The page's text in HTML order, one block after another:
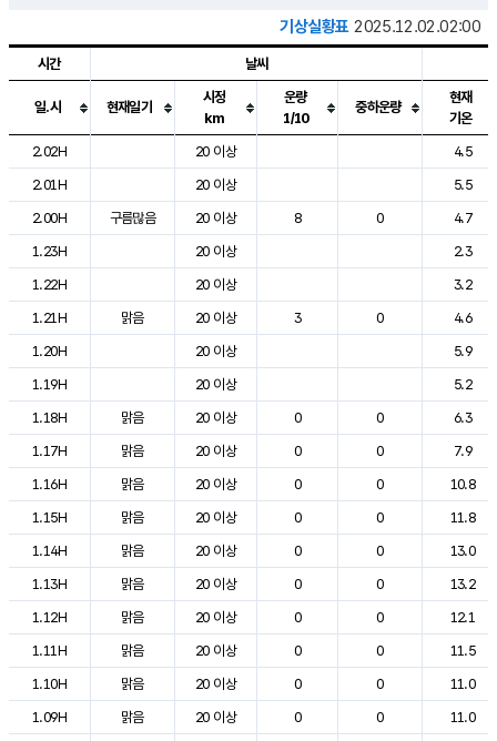
기상실황표 2025.12.02.02:00
도시별 기상실황표로 지점, 날씨, 기온, 강수, 바람, 기압등을 안내한 표입
시간 날씨
일.시 현재일기
시정
km
운량
1/10
중하운량
현재
기온
2.02H
20 이상
4.5
2.01H
20 이상
5.5
2.00H
구름많음 20 이상 8 0
4.7
1.23H
20 이상
2.3
1.22H
20 이상
3.2
1.21H
맑음 20 이상 3 0
4.6
1.20H
20 이상
5.9
1.19H
20 이상
5.2
1.18H
맑음 20 이상 0 0
6.3
1.17H
맑음 20 이상 0 0
7.9
1.16H
맑음 20 이상 0 0
10.8
1.15H
맑음 20 이상 0 0
11.8
1.14H
맑음 20 이상 0 0
13.0
1.13H
맑음 20 이상 0 0
13.2
1.12H
맑음 20 이상 0 0
12.1
1.11H
맑음 20 이상 0 0
11.5
1.10H
맑음 20 이상 0 0
11.0
1.09H
맑음 20 이상 0 0
11.0